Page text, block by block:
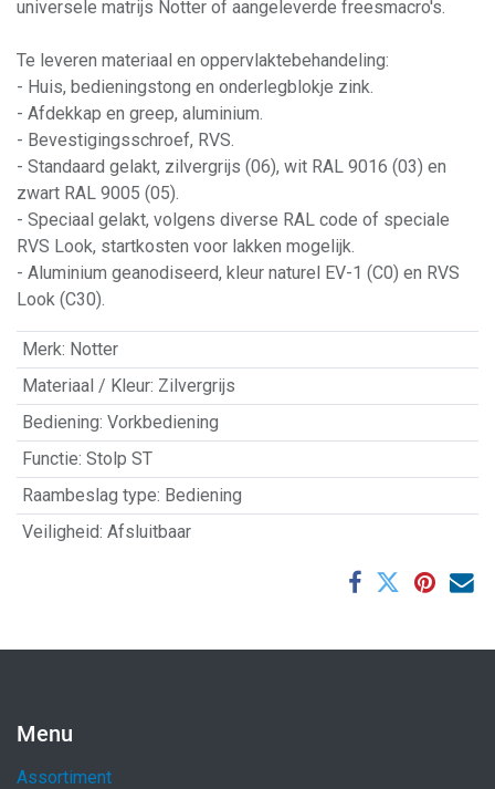
universele matrijs Notter of aangeleverde freesmacro's.
Te leveren materiaal en oppervlaktebehandeling:
- Huis, bedieningstong en onderlegblokje zink.
- Afdekkap en greep, aluminium.
- Bevestigingsschroef, RVS.
- Standaard gelakt, zilvergrijs (06), wit RAL 9016 (03) en
zwart RAL 9005 (05).
- Speciaal gelakt, volgens diverse RAL code of speciale
RVS Look, startkosten voor lakken mogelijk.
- Aluminium geanodiseerd, kleur naturel EV-1 (C0) en RVS
Look (C30).
Merk: Notter
Materiaal / Kleur: Zilvergrijs
Bediening: Vorkbediening
Functie: Stolp ST
Raambeslag type: Bediening
Veiligheid: Afsluitbaar
Menu
Assortiment